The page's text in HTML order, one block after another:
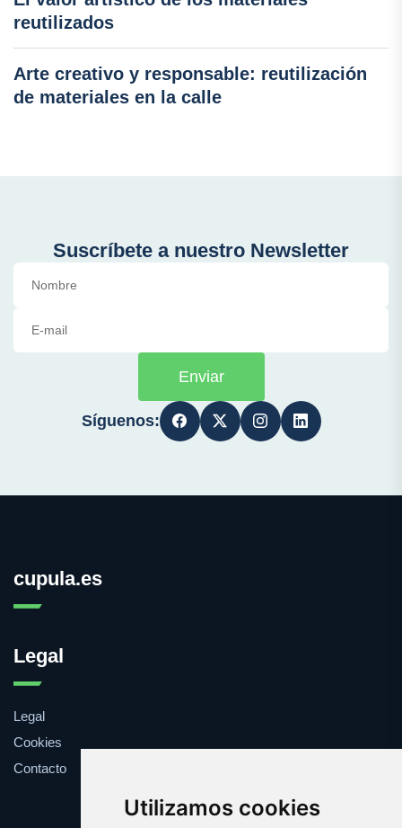
Utilizamos cookies
reutilizados
Arte creativo y responsable: reutilización
de materiales en la calle
Suscríbete a nuestro Newsletter
Enviar
Síguenos:
cupula.es
Legal
Legal
Cookies
Contacto